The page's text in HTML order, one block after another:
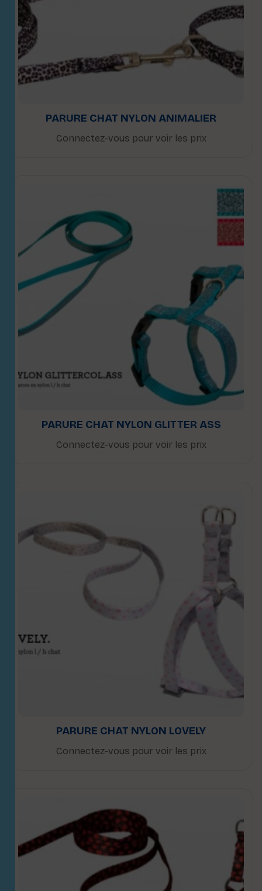
PARURE CHAT NYLON ANIMALIER
Connectez-vous pour voir les prix
PARURE CHAT NYLON GLITTER ASS
Connectez-vous pour voir les prix
PARURE CHAT NYLON LOVELY
Connectez-vous pour voir les prix